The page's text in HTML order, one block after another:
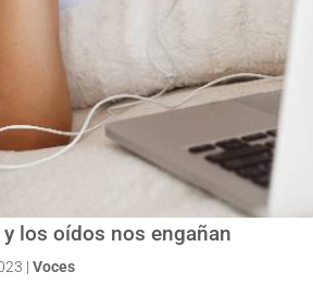
los oídos nos engañan
|Voces